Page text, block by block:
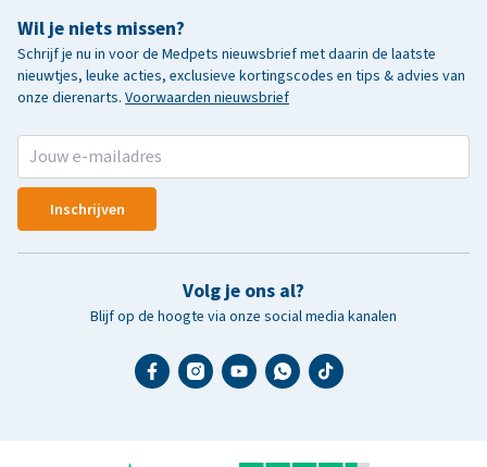
Wil je niets missen?
Schrijf je nu in voor de Medpets nieuwsbrief met daarin de laatste
nieuwtjes, leuke acties, exclusieve kortingscodes en tips & advies van
onze dierenarts. Voorwaarden nieuwsbrief
Inschrijven
Volg je ons al?
Blijf op de hoogte via onze social media kanalen